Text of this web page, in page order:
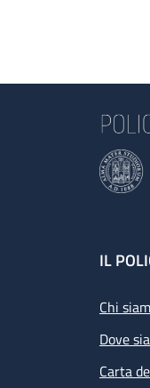
IL
Chi
Dove
Carta